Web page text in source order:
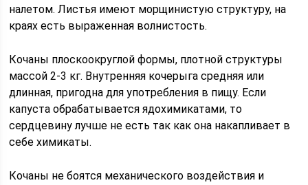
налетом. Листья имеют морщинистую структуру, на
краях есть выраженная волнистость.
Кочаны плоскоокруглой формы, плотной структуры
массой 2-3 кг. Внутренняя кочерыга средняя или
длинная, пригодна для употребления в пищу. Если
капуста обрабатывается ядохимикатами, то
сердцевину лучше не есть так как она накапливает в
себе химикаты.
Кочаны не боятся механического воздействия и